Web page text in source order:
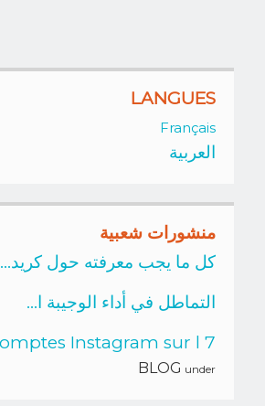
LANGUES
Français
العربية
منشورات شعبية
كل ما يجب معرفته حول كريد...
التماطل في أداء الوجيبة ا...
7 comptes Instagram sur l...
under
BLOG